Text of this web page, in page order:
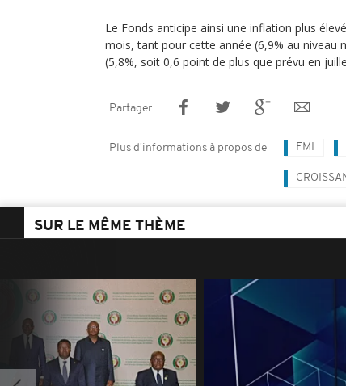
Le Fonds anticipe ainsi une inflation plus
mois, tant pour cette année (6,9% au niveau
(5,8%, soit 0,6 point de plus que prévu en
Partager
Plus d'informations à propos de FMI
SUR LE MÊME THÈME